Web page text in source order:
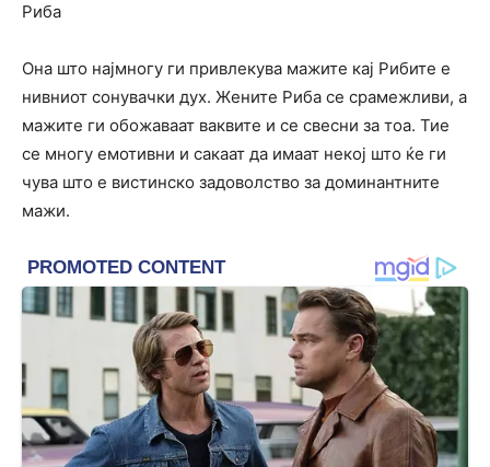
Риба
Она што најмногу ги привлекува мажите кај Рибите е
нивниот сонувачки дух. Жените Риба се срамежливи, а
мажите ги обожаваат ваквите и се свесни за тоа. Тие
се многу емотивни и сакаат да имаат некој што ќе ги
чува што е вистинско задоволство за доминантните
мажи.